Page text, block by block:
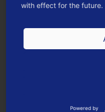
Apotheke am Rathaus
67454 Haßloch
(06324)
https://
HIER KANNST DU
with effect for the future.
Powered by